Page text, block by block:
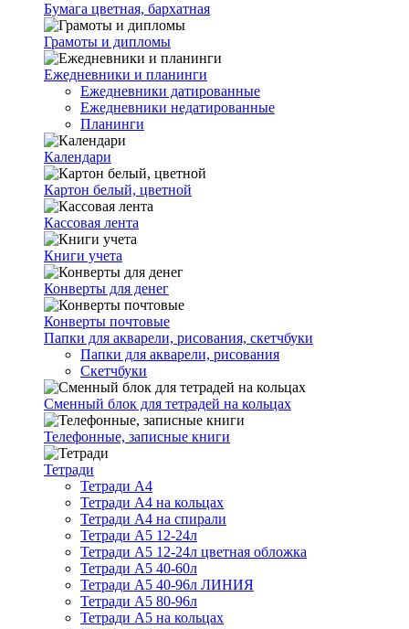
Бумага цветная, бархатная
Грамоты и дипломы
Ежедневники и планинги
Ежедневники датированные
Ежедневники недатированные
Планинги
Календари
Картон белый, цветной
Кассовая лента
Книги учета
Конверты для денег
Конверты почтовые
Папки для акварели, рисования, скетчбуки
Папки для акварели, рисования
Скетчбуки
Сменный блок для тетрадей на кольцах
Телефонные, записные книги
Тетради
Тетради А4
Тетради А4 на кольцах
Тетради А4 на спирали
Тетради А5 12-24л
Тетради А5 12-24л цветная обложка
Тетради А5 40-60л
Тетради А5 40-96л ЛИНИЯ
Тетради А5 80-96л
Тетради А5 на кольцах